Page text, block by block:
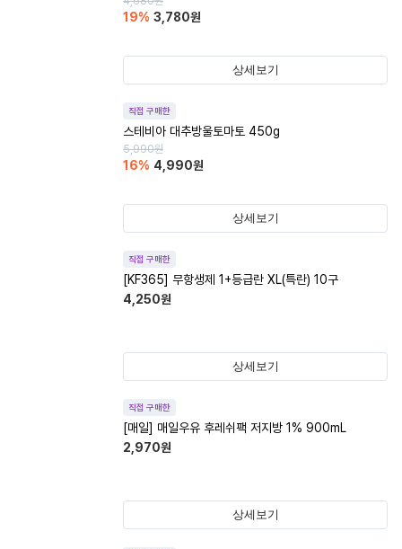
19% 3,780원
상세보기
직접 구매한
스테비아 대추방울토마토 450g
5,990원
16% 4,990원
상세보기
직접 구매한
[KF365] 무항생제 1+등급란 XL(특란) 10구
4,250원
상세보기
직접 구매한
[매일] 매일우유 후레쉬팩 저지방 1% 900mL
2,970원
상세보기